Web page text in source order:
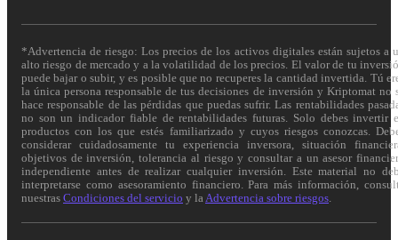
*Advertencia de riesgo: Los precios de los activos digitales están sujetos a
alto riesgo de mercado y a la volatilidad de los precios. El valor de tu
puede bajar o subir, y es posible que no recuperes la cantidad invertida. Tú
la única persona responsable de tus decisiones de inversión y Kriptomat no
hace responsable de las pérdidas que puedas sufrir. Las rentabilidades
no son un indicador fiable de rentabilidades futuras. Solo debes invertir
productos con los que estés familiarizado y cuyos riesgos conozcas.
considerar cuidadosamente tu experiencia inversora, situación
objetivos de inversión, tolerancia al riesgo y consultar a un asesor
independiente antes de realizar cualquier inversión. Este material no
interpretarse como asesoramiento financiero. Para más información,
nuestras Condiciones del servicio y la Advertencia sobre riesgos